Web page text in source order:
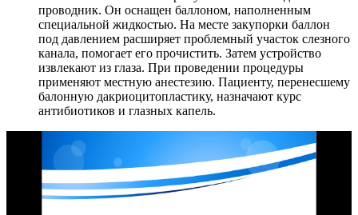
проводник. Он оснащен баллоном, наполненным
специальной жидкостью. На месте закупорки баллон
под давлением расширяет проблемный участок слезного
канала, помогает его прочистить. Затем устройство
извлекают из глаза. При проведении процедуры
применяют местную анестезию. Пациенту, перенесшему
балонную дакриоцитопластику, назначают курс
антибиотиков и глазных капель.